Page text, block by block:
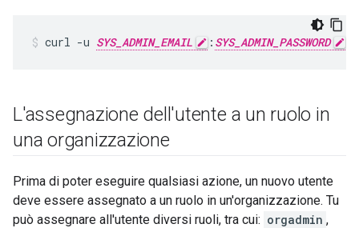
curl -u SYS_ADMIN_EMAIL : SYS_ADMIN_PASSWORD
L'assegnazione dell'utente a un ruolo in
una organizzazione
Prima di poter eseguire qualsiasi azione, un nuovo utente
deve essere assegnato a un ruolo in un'organizzazione. Tu
può assegnare all'utente diversi ruoli, tra cui: orgadmin ,